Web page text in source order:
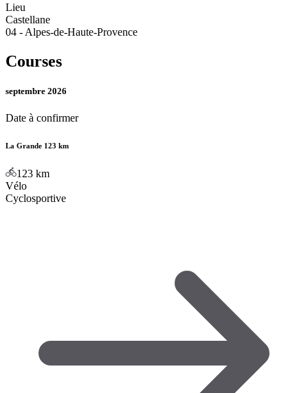
Lieu
Castellane
04 - Alpes-de-Haute-Provence
Courses
septembre 2026
Date à confirmer
La Grande 123 km
123 km
Vélo
Cyclosportive